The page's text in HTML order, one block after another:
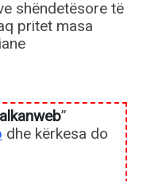
shëndetësore të
pritet masa
”
dhe kërkesa do